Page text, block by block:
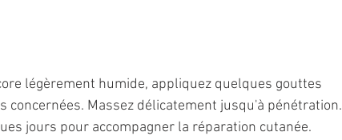
légèrement humide, appliquez quelques gouttes
concernées. Massez délicatement jusqu'à pénétration.
jours pour accompagner la réparation cutanée.